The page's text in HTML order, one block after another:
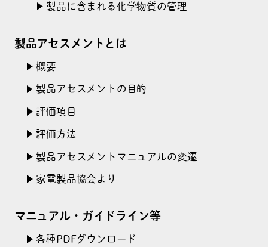
製品に含まれる化学物質の管理
製品アセスメントとは
概要
製品アセスメントの目的
評価項目
評価方法
製品アセスメントマニュアルの変遷
家電製品協会より
マニュアル・ガイドライン等
各種PDFダウンロード